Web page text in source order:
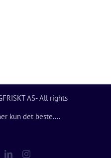
AS- All rights
kun det beste....
LinkedInInstagram